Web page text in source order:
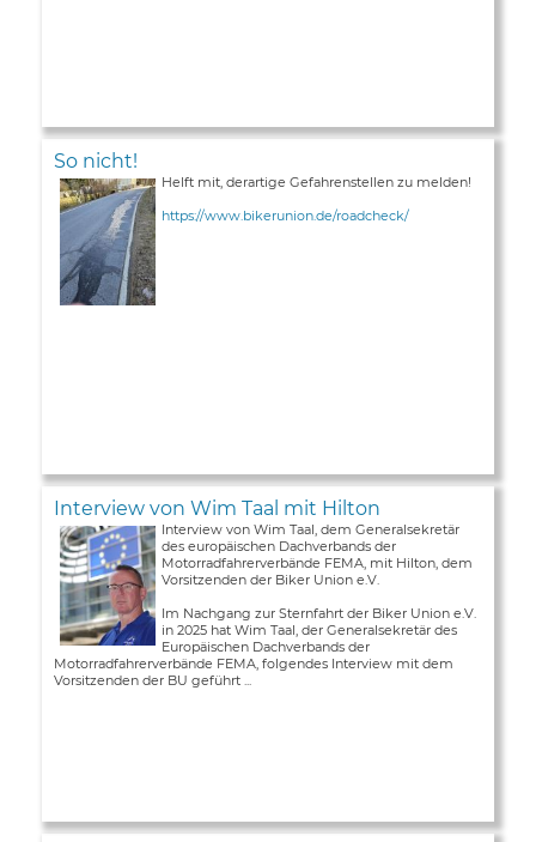
So nicht!
Helft mit, derartige Gefahrenstellen zu melden!
https://www.bikerunion.de/roadcheck/
Interview von Wim Taal mit Hilton
Interview von Wim Taal, dem Generalsekretär
des europäischen Dachverbands der
Motorradfahrerverbände FEMA, mit Hilton, dem
Vorsitzenden der Biker Union e.V.
Im Nachgang zur Sternfahrt der Biker Union e.V.
in 2025 hat Wim Taal, der Generalsekretär des
Europäischen Dachverbands der
Motorradfahrerverbände FEMA, folgendes Interview mit dem
Vorsitzenden der BU geführt ...